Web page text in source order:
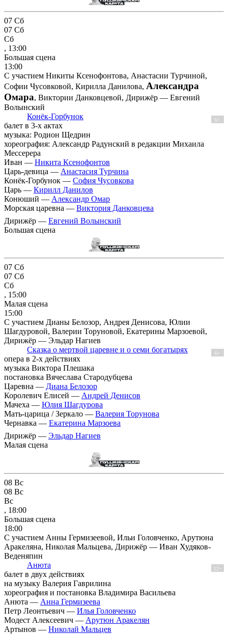
07 Сб
07 Сб
Сб
, 13:00
Большая сцена
13:00
С участием Никиты Ксенофонтова, Анастасии Турчиной,
Софии Чусовковой, Кирилла Данилова, Александра
Омара, Виктории Данковцевой, Дирижёр — Евгений
Волынский
Конёк-Горбунок
6+
балет в 3-х актах
музыка: Родион Щедрин
хореография: Александр Радунский в редакции Михаила
Мессерера
Иван — Никита Ксенофонтов
Царь-девица — Анастасия Турчина
Конёк-Горбунок — София Чусовкова
Царь — Кирилл Данилов
Конюший — Александр Омар
Морская царевна — Виктория Данковцева
Дирижёр — Евгений Волынский
Большая сцена
07 Сб
07 Сб
Сб
, 15:00
Малая сцена
15:00
С участием Дианы Белозор, Андрея Денисова, Юлии
Шагдуровой, Валерии Торуновой, Екатерины Марзоевой,
Дирижёр — Эльдар Нагиев
Сказка о мертвой царевне и о семи богатырях
6+
опера в 2-х действиях
музыка Виктора Плешака
постановка Вячеслава Стародубцева
Царевна — Диана Белозор
Королевич Елисей — Андрей Денисов
Мачеха — Юлия Шагдурова
Мать-царица / Зеркало — Валерия Торунова
Чернавка — Екатерина Марзоева
Дирижёр — Эльдар Нагиев
Малая сцена
08 Вс
08 Вс
Вс
, 18:00
Большая сцена
18:00
С участием Анны Гермизеевой, Ильи Головченко, Арутюна
Аракеляна, Николая Мальцева, Дирижёр — Иван Худяков-
Веденяпин
Анюта
12+
балет в двух действиях
на музыку Валерия Гаврилина
хореография и постановка Владимира Васильева
Анюта — Анна Гермизеева
Петр Леонтьевич — Илья Головченко
Модест Алексеевич — Арутюн Аракелян
Артынов — Николай Мальцев